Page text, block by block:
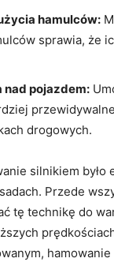
hamulców:
sprawia, że
nad pojazdem:
drogowych.
silnikiem było
Przede
tę technikę do